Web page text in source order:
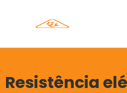
Resistência